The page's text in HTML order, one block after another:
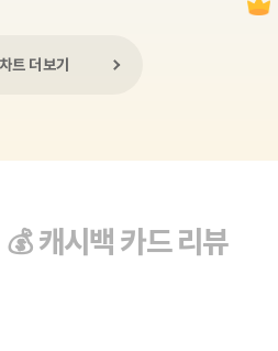
트 더보기
💰캐시백 카드 리뷰